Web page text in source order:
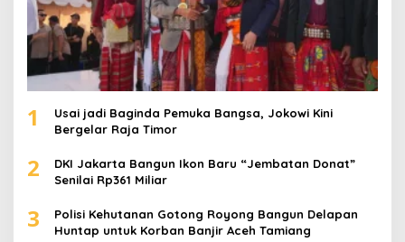
1
Usai jadi Baginda Pemuka Bangsa, Jokowi Kini
Bergelar Raja Timor
2
DKI Jakarta Bangun Ikon Baru “Jembatan Donat”
Senilai Rp361 Miliar
3
Polisi Kehutanan Gotong Royong Bangun Delapan
Huntap untuk Korban Banjir Aceh Tamiang